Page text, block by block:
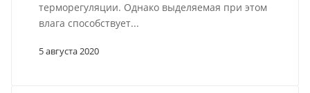
5 августа 2020
терморегуляции. Однако выделяемая при этом
влага способствует...